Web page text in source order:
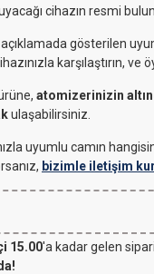
cihazın resmi
açıklamada gösterilen
karşılaştırın, ve
atomizerinizin
ulaşabilirsiniz.
uyumlu camın
bizimle iletişim
15.00'a kadar gelen